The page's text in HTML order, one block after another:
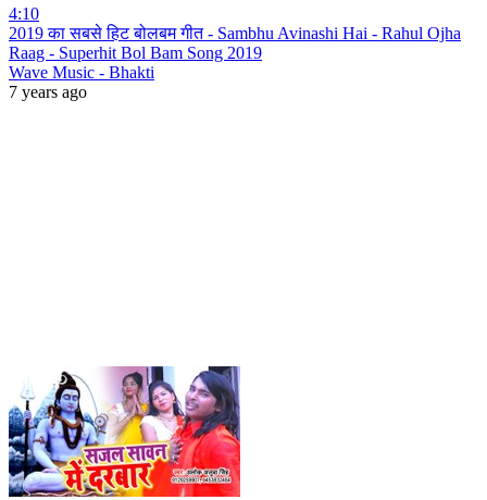
4:10
2019 का सबसे हिट बोलबम गीत - Sambhu Avinashi Hai - Rahul Ojha
Raag - Superhit Bol Bam Song 2019
Wave Music - Bhakti
7 years ago